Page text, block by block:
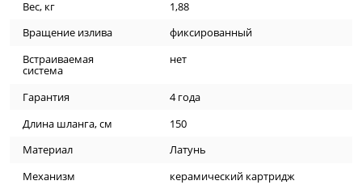
Вес, кг
1,88
Вращение излива
фиксированный
Встраиваемая
система
нет
Гарантия
4 года
Длина шланга, см
150
Материал
Латунь
Механизм
керамический картридж